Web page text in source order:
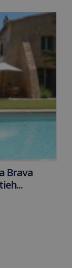
Brava